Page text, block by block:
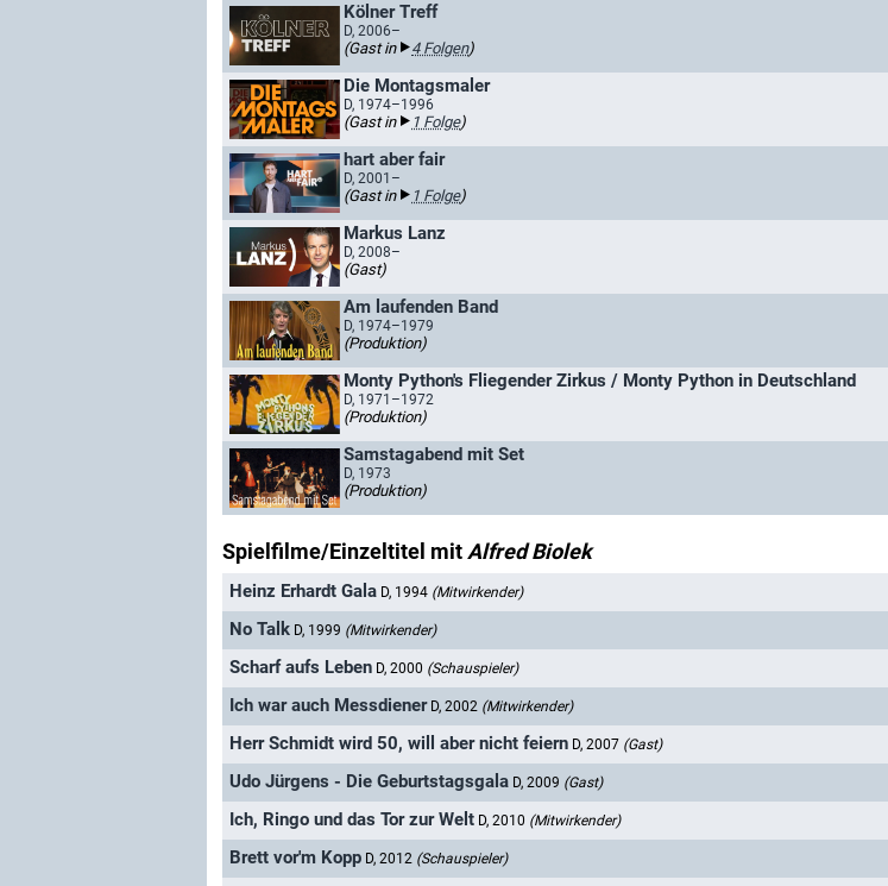
Kölner Treff
D, 2006–
(Gast in 4 Folgen)
Die Montagsmaler
D, 1974–1996
(Gast in 1 Folge)
hart aber fair
D, 2001–
(Gast in 1 Folge)
Markus Lanz
D, 2008–
(Gast)
Am laufenden Band
D, 1974–1979
(Produktion)
Monty Python's Fliegender Zirkus / Monty Python in Deutschland
D, 1971–1972
(Produktion)
Samstagabend mit Set
D, 1973
(Produktion)
Spielfilme/Einzeltitel mit Alfred Biolek
Heinz Erhardt Gala D, 1994 (Mitwirkender)
No Talk D, 1999 (Mitwirkender)
Scharf aufs Leben D, 2000 (Schauspieler)
Ich war auch Messdiener D, 2002 (Mitwirkender)
Herr Schmidt wird 50, will aber nicht feiern D, 2007 (Gast)
Udo Jürgens - Die Geburtstagsgala D, 2009 (Gast)
Ich, Ringo und das Tor zur Welt D, 2010 (Mitwirkender)
Brett vor'm Kopp D, 2012 (Schauspieler)